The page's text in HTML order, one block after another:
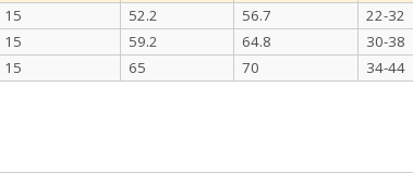
15 52.2 56.7 22-32
15 59.2 64.8 30-38
15 65 70 34-44